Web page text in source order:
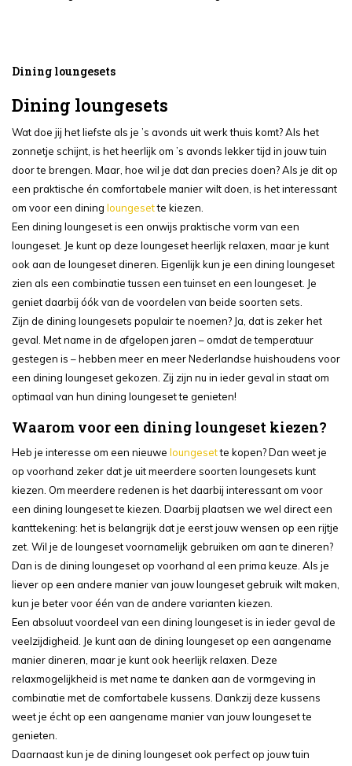
Dining loungesets
Dining loungesets
Wat doe jij het liefste als je ’s avonds uit werk thuis komt? Als het
zonnetje schijnt, is het heerlijk om ’s avonds lekker tijd in jouw tuin
door te brengen. Maar, hoe wil je dat dan precies doen? Als je dit op
een praktische én comfortabele manier wilt doen, is het interessant
om voor een dining loungesette kiezen.
Een dining loungeset is een onwijs praktische vorm van een
loungeset. Je kunt op deze loungeset heerlijk relaxen, maar je kunt
ook aan de loungeset dineren. Eigenlijk kun je een dining loungeset
zien als een combinatie tussen een tuinset en een loungeset. Je
geniet daarbij óók van de voordelen van beide soorten sets.
Zijn de dining loungesets populair te noemen? Ja, dat is zeker het
geval. Met name in de afgelopen jaren – omdat de temperatuur
gestegen is – hebben meer en meer Nederlandse huishoudens voor
een dining loungeset gekozen. Zij zijn nu in ieder geval in staat om
optimaal van hun dining loungeset te genieten!
Waarom voor een dining loungeset kiezen?
Heb je interesse om een nieuwe loungesette kopen? Dan weet je
op voorhand zeker dat je uit meerdere soorten loungesets kunt
kiezen. Om meerdere redenen is het daarbij interessant om voor
een dining loungeset te kiezen. Daarbij plaatsen we wel direct een
kanttekening: het is belangrijk dat je eerst jouw wensen op een rijtje
zet. Wil je de loungeset voornamelijk gebruiken om aan te dineren?
Dan is de dining loungeset op voorhand al een prima keuze. Als je
liever op een andere manier van jouw loungeset gebruik wilt maken,
kun je beter voor één van de andere varianten kiezen.
Een absoluut voordeel van een dining loungeset is in ieder geval de
veelzijdigheid. Je kunt aan de dining loungeset op een aangename
manier dineren, maar je kunt ook heerlijk relaxen. Deze
relaxmogelijkheid is met name te danken aan de vormgeving in
combinatie met de comfortabele kussens. Dankzij deze kussens
weet je écht op een aangename manier van jouw loungeset te
genieten.
Daarnaast kun je de dining loungeset ook perfect op jouw tuin